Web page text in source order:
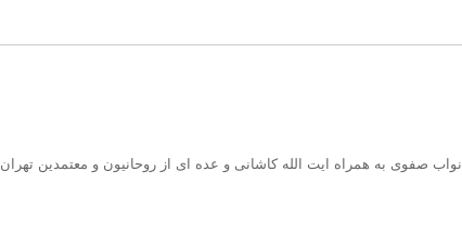
نواب صفوی به همراه ایت الله کاشانی و عده ای از روحانیون و معتمدین تهران 1330